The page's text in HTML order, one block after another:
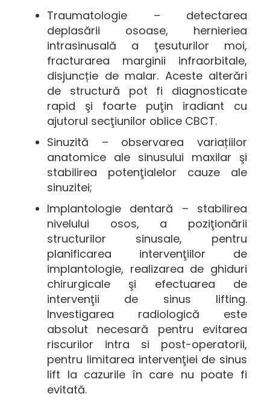
Traumatologie – detectarea
deplasării osoase, hernieriea
intrasinusală a ţesuturilor moi,
fracturarea marginii infraorbitale,
disjuncție de malar. Aceste alterări
de structură pot fi diagnosticate
rapid şi foarte puţin iradiant cu
ajutorul secţiunilor oblice CBCT.
Sinuzită – observarea variațiilor
anatomice ale sinusului maxilar şi
stabilirea potenţialelor cauze ale
sinuzitei;
Implantologie dentară – stabilirea
nivelului osos, a poziţionării
structurilor sinusale, pentru
planificarea intervenţiilor de
implantologie, realizarea de ghiduri
chirurgicale şi efectuarea de
intervenţii de sinus lifting.
Investigarea radiologică este
absolut necesară pentru evitarea
riscurilor intra si post-operatorii,
pentru limitarea intervenţiei de sinus
lift la cazurile în care nu poate fi
evitată.